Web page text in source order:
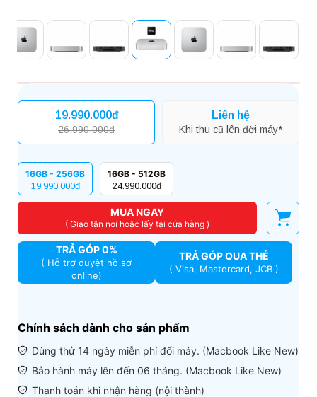
19.990.000đ
26.990.000đ
Liên hệ
Khi thu cũ lên đời máy*
16GB - 256GB
19.990.000đ
16GB - 512GB
24.990.000đ
MUA NGAY
( Giao tận nơi hoặc lấy tại cửa hàng )
TRẢ GÓP 0%
( Hỗ trợ duyệt hồ sơ
online)
TRẢ GÓP QUA THẺ
( Visa, Mastercard, JCB )
Chính sách dành cho sản phẩm
Dùng thử 14 ngày miễn phí đổi máy. (Macbook Like New)
Bảo hành máy lên đến 06 tháng. (Macbook Like New)
Thanh toán khi nhận hàng (nội thành)